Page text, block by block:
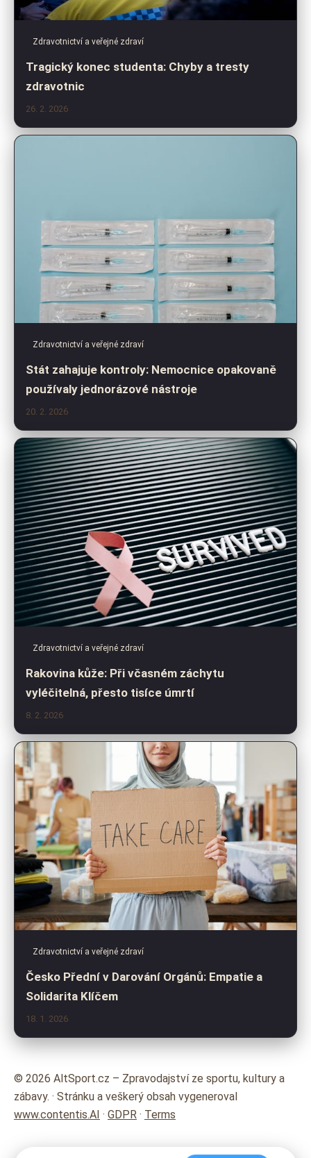
Zdravotnictví a veřejné zdraví
Tragický konec studenta: Chyby a tresty
zdravotnic
26. 2. 2026
Zdravotnictví a veřejné zdraví
Stát zahajuje kontroly: Nemocnice opakovaně
používaly jednorázové nástroje
20. 2. 2026
Zdravotnictví a veřejné zdraví
Rakovina kůže: Při včasném záchytu
vyléčitelná, přesto tisíce úmrtí
8. 2. 2026
Zdravotnictví a veřejné zdraví
Česko Přední v Darování Orgánů: Empatie a
Solidarita Klíčem
18. 1. 2026
© 2026 AltSport.cz – Zpravodajství ze sportu, kultury a
zábavy. · Stránku a veškerý obsah vygeneroval
www.contentis.AI · GDPR · Terms